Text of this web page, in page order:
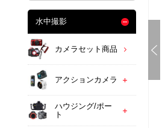
水中撮影
カメラセット商品
アクションカメラ
ハウジング/ポー
ト